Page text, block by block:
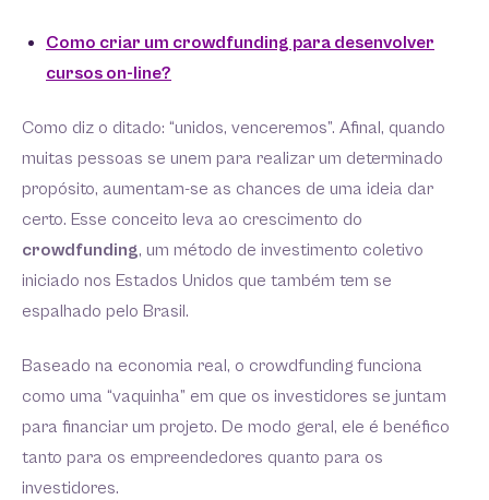
Como criar um crowdfunding para desenvolver
cursos on-line?
Como diz o ditado: “unidos, venceremos”. Afinal, quando
muitas pessoas se unem para realizar um determinado
propósito, aumentam-se as chances de uma ideia dar
certo. Esse conceito leva ao crescimento do
crowdfunding, um método de investimento coletivo
iniciado nos Estados Unidos que também tem se
espalhado pelo Brasil.
Baseado na economia real, o crowdfunding funciona
como uma “vaquinha” em que os investidores se juntam
para financiar um projeto. De modo geral, ele é benéfico
tanto para os empreendedores quanto para os
investidores.